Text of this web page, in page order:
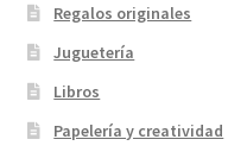
Regalos originales
Juguetería
Libros
Papelería y creatividad